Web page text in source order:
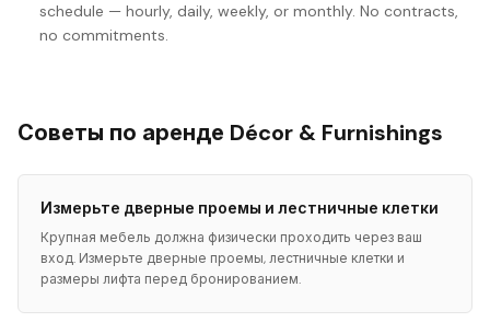
schedule — hourly, daily, weekly, or monthly. No contracts,
no commitments.
Советы по аренде Décor & Furnishings
Измерьте дверные проемы и лестничные клетки
Крупная мебель должна физически проходить через ваш
вход. Измерьте дверные проемы, лестничные клетки и
размеры лифта перед бронированием.